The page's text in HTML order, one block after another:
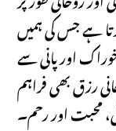
ہے جس کی ہمیں
اور پانی سے
رزق بھی فراہم
محبت اور رحم۔